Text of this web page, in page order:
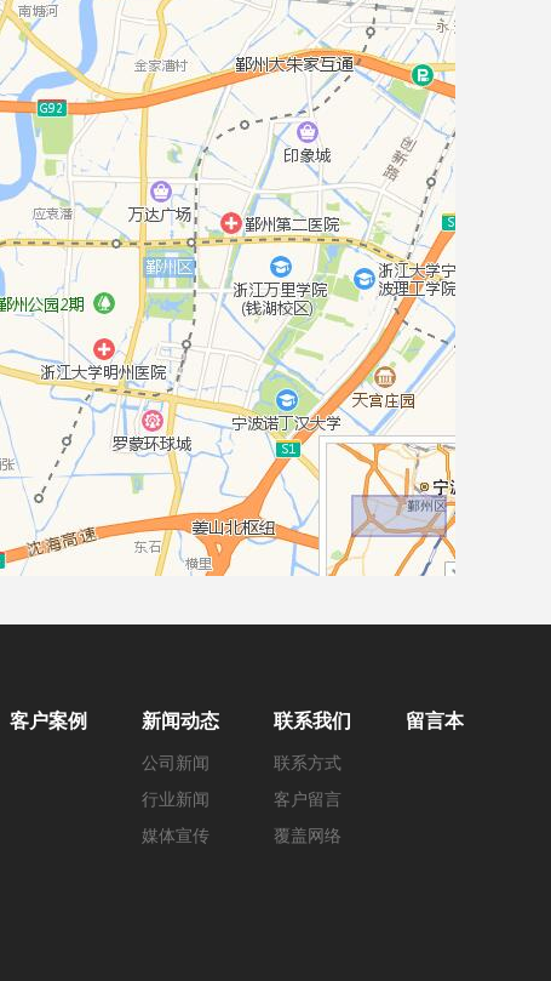
客户案例 新闻动态
公司新闻
行业新闻
媒体宣传
联系我们
联系方式
客户留言
覆盖网络
留言本